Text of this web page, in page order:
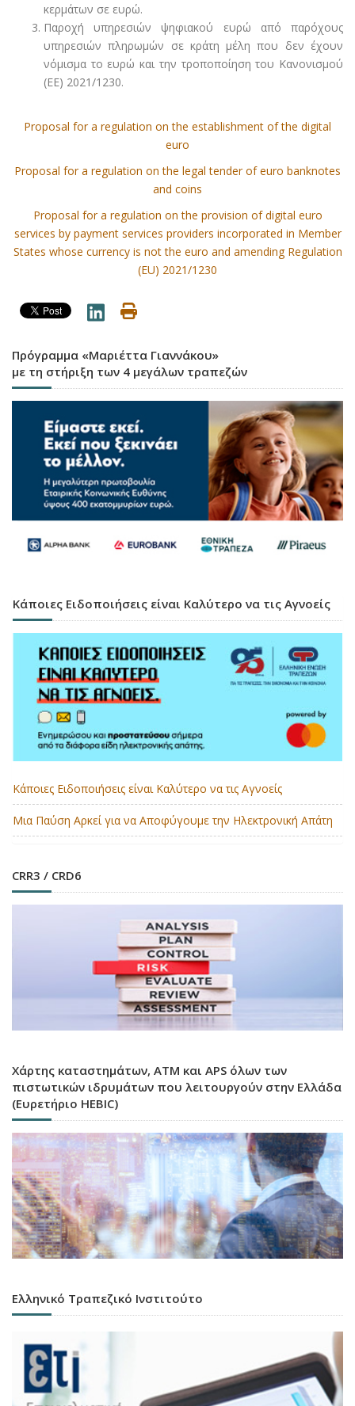
κερμάτων σε ευρώ.
Παροχή υπηρεσιών ψηφιακού ευρώ από παρόχους
υπηρεσιών πληρωμών σε κράτη μέλη που δεν έχουν
νόμισμα το ευρώ και την τροποποίηση του Κανονισμού
(ΕΕ) 2021/1230.
Proposal for a regulation on the establishment of the digital
euro
Proposal for a regulation on the legal tender of euro banknotes
and coins
Proposal for a regulation on the provision of digital euro
services by payment services providers incorporated in Member
States whose currency is not the euro and amending Regulation
(EU) 2021/1230
Πρόγραμμα «Μαριέττα Γιαννάκου»
με τη στήριξη των 4 μεγάλων τραπεζών
Κάποιες Ειδοποιήσεις είναι Καλύτερο να τις Αγνοείς
Κάποιες Ειδοποιήσεις είναι Καλύτερο να τις Αγνοείς
Μια Παύση Αρκεί για να Αποφύγουμε την Ηλεκτρονική Απάτη
CRR3 / CRD6
Χάρτης καταστημάτων, ATM και APS όλων των
πιστωτικών ιδρυμάτων που λειτουργούν στην Ελλάδα
(Ευρετήριο HEBIC)
Ελληνικό Τραπεζικό Ινστιτούτο